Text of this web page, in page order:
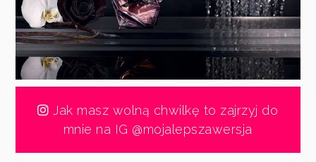
Jak masz wolną chwilkę to zajrzyj do
mnie na IG @mojalepszawersja